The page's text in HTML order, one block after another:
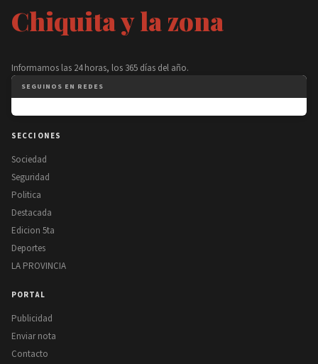
Chiquita y la zona
Informamos las 24 horas, los 365 días del año.
SEGUINOS EN REDES
SECCIONES
Sociedad
Seguridad
Politica
Destacada
Edicion 5ta
Deportes
LA PROVINCIA
PORTAL
Publicidad
Enviar nota
Contacto